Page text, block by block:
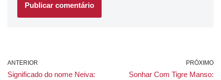
ANTERIOR
Significado do nome Neiva:
PRÓXIMO
Sonhar Com Tigre Manso: